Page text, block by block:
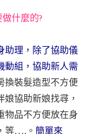
什麼的?
助理，除了協助儀
動組，協助新人需
換裝髮造型不方便
協助新娘找尋，
物品不方便放在身
等….。 簡單來